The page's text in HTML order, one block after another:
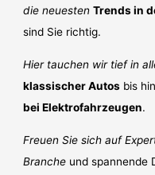
die neuesten Trends in
sind Sie richtig.
Hier tauchen wir tief in
klassischer Autos bis
bei Elektrofahrzeugen.
Freuen Sie sich auf
Branche und spannende